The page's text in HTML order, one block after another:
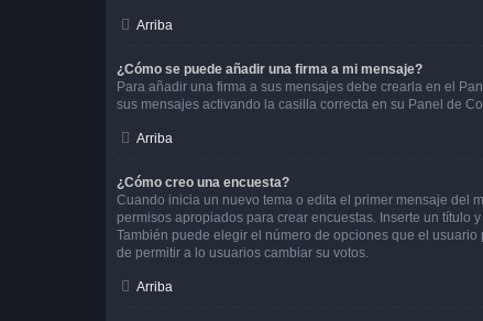
Arriba
¿Cómo se puede añadir una firma a mi mensaje?
Para añadir una firma a sus mensajes debe crearla en el
sus mensajes activando la casilla correcta en su Panel de
Arriba
¿Cómo creo una encuesta?
Cuando inicia un nuevo tema o edita el primer mensaje del
permisos apropiados para crear encuestas. Inserte un
También puede elegir el número de opciones que el
de permitir a lo usuarios cambiar su votos.
Arriba